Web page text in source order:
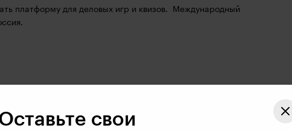
платформу для деловых игр и квизов.  Международный
свои